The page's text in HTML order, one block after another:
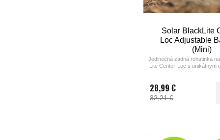
Solar BlackLite
Loc Adjustable
(Mini)
Jedinečná zadná rohatinka
Lite Center-Loc s unikátnym
28,99 €
32,21 €